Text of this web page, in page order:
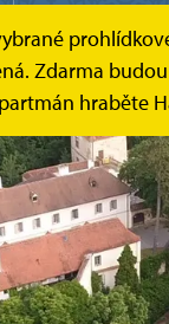
Zdarma
hraběte